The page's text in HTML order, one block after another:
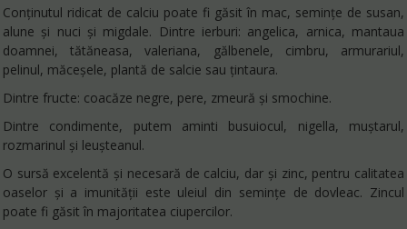
Conținutul ridicat de calciu poate fi găsit în mac, semințe de susan,
alune și nuci și migdale. Dintre ierburi: angelica, arnica, mantaua
doamnei, tătăneasa, valeriana, gălbenele, cimbru, armurariul,
pelinul, măceșele, plantă de salcie sau țintaura.
Dintre fructe: coacăze negre, pere, zmeură și smochine.
Dintre condimente, putem aminti busuiocul, nigella, muștarul,
rozmarinul și leușteanul.
O sursă excelentă și necesară de calciu, dar și zinc, pentru calitatea
oaselor și a imunității este uleiul din semințe de dovleac. Zincul
poate fi găsit în majoritatea ciupercilor.